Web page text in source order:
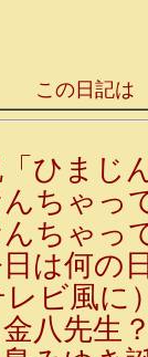
この日記は
ひまじ
ちゃっ
ちゃっ
は何の
ビ風に
金八先生